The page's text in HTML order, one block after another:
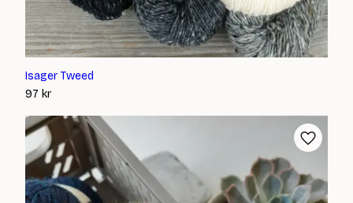
Isager Tweed
97 kr